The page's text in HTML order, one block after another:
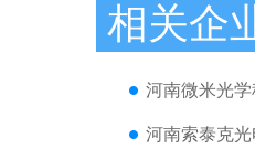
相关企
河南微米光学
河南索泰克光